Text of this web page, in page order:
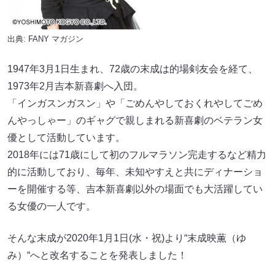
出典: FANY マガジン
1947年3月1日生まれ、72歳の末成は的場剣友会を経て、
1973年2月吉本新喜劇へ入団。
「インガスンガスン」や「ごめんやしておくれやしてごめ
んやっしゃー」のギャグで親しまれる新喜劇のベテラン女
優として活動しています。
2018年には71歳にして初のフルマラソン完走するなど精力
的に活動しており、毎年、未知やすえと共にディナーショ
ーを開催する等、吉本新喜劇以外の場面でも大活躍してい
る女優の一人です。
そんな末成が2020年1月1日(水・祝)より“末成映薫（ゆ
み）“へと改名することを発表しました！